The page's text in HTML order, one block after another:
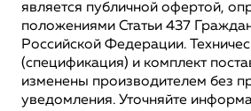
является публичной офертой,
положениями Статьи 437
Российской Федерации.
(спецификация) и комплект
изменены производителем без
уведомления. Уточняйте